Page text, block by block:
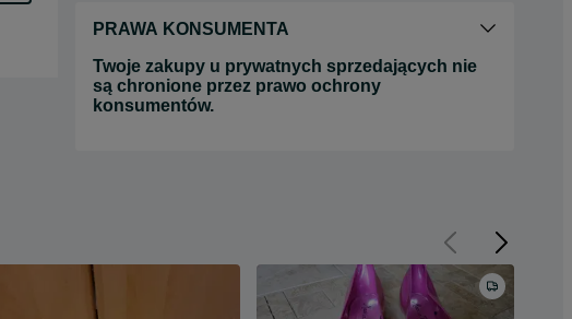
PRAWA KONSUMENTA
Twoje zakupy u prywatnych sprzedających nie
są chronione przez prawo ochrony
konsumentów.